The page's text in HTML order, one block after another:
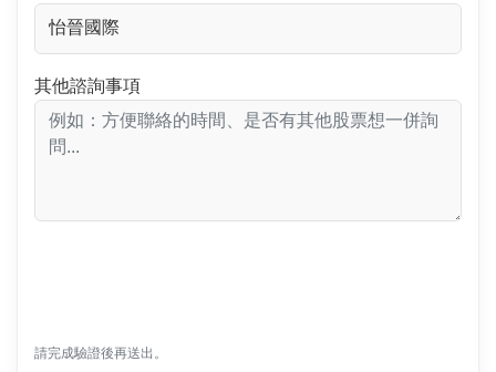
其他諮詢事項
請完成驗證後再送出。